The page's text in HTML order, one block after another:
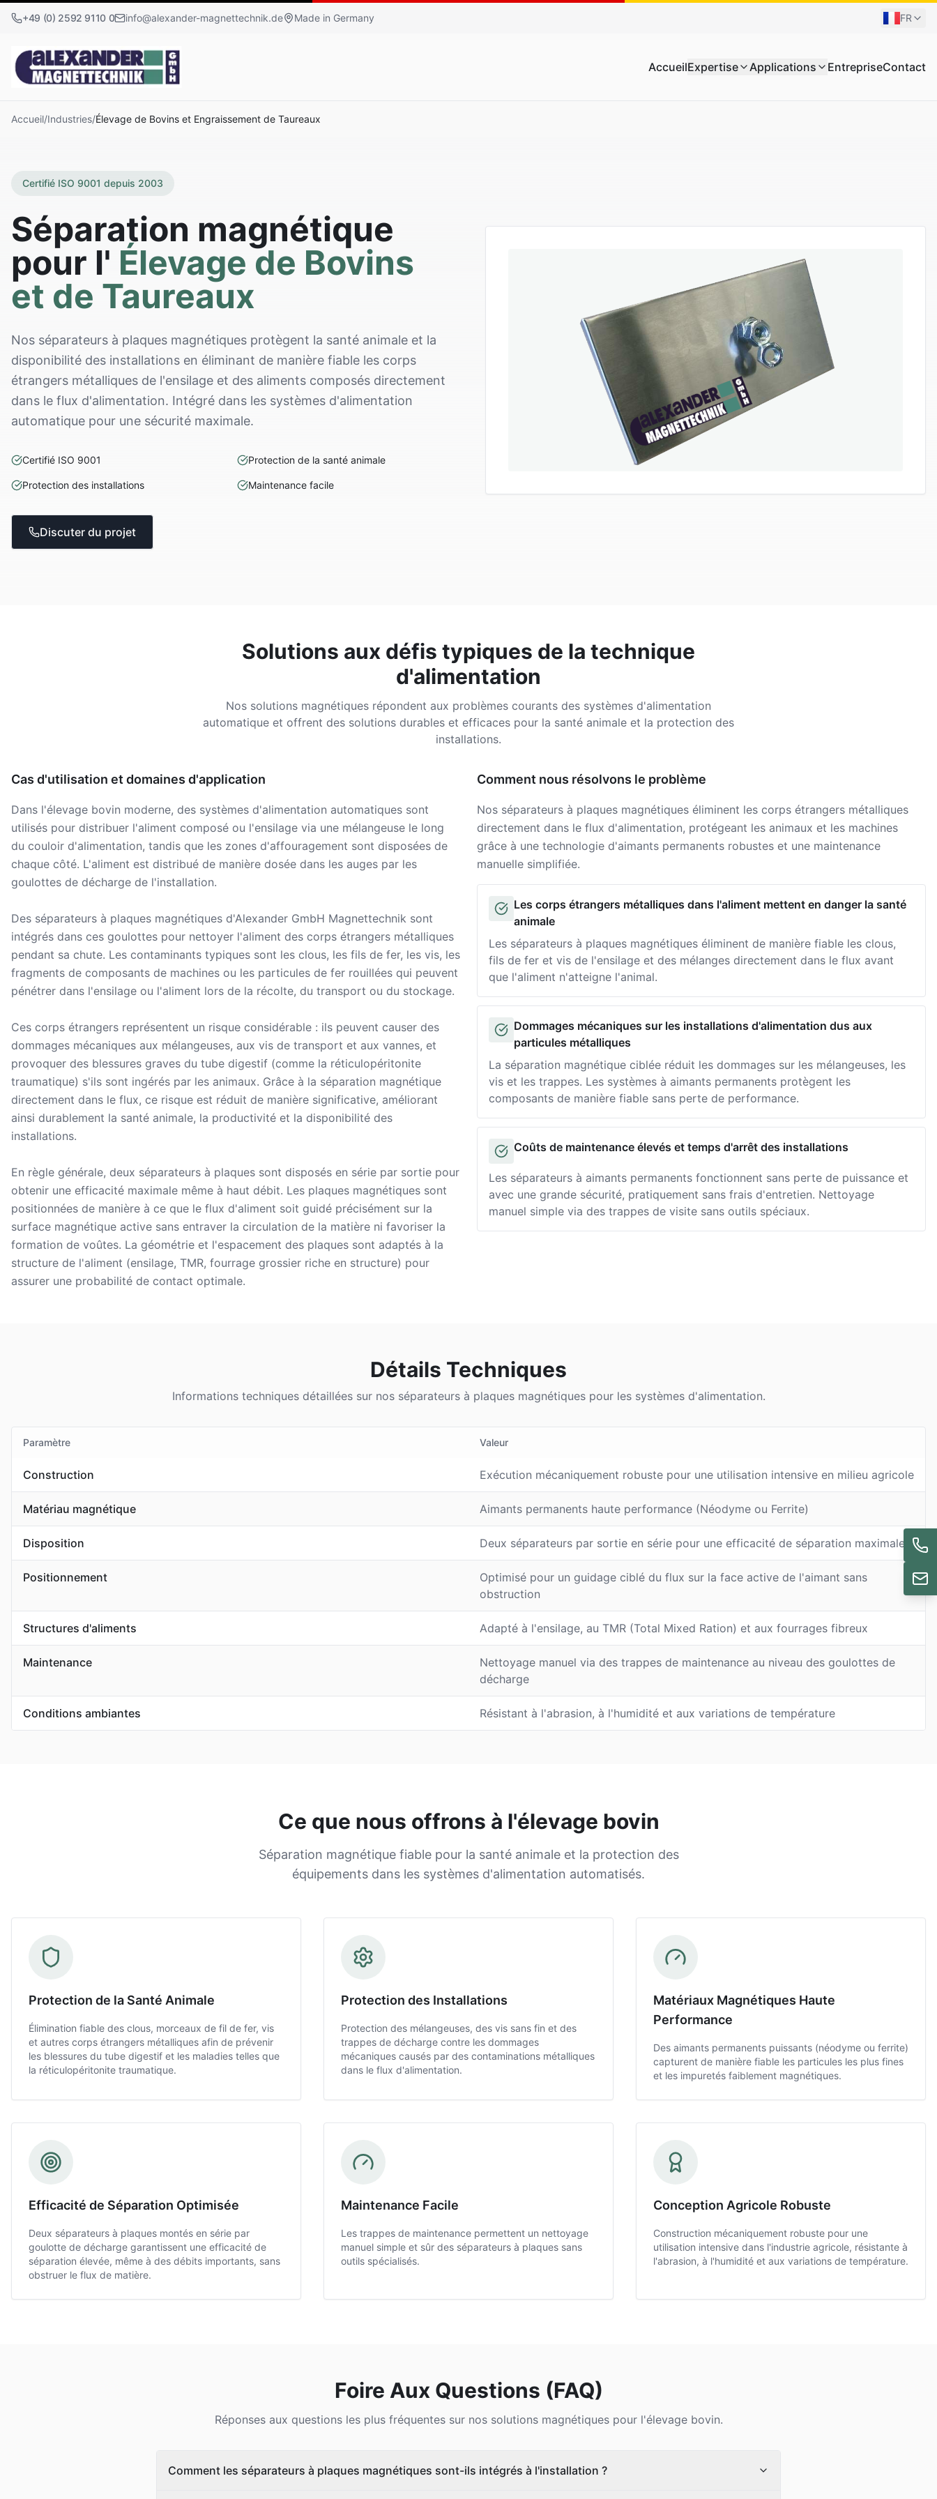
+49 (0) 2592 9110 0 info@alexander-magnettechnik.de Made in Germany FR
AccueilExpertise Applications EntrepriseContact
Accueil/Industries/Élevage de Bovins et Engraissement de Taureaux
Certifié ISO 9001 depuis 2003
Séparation magnétique
pour l' Élevage de Bovins
et de Taureaux
Nos séparateurs à plaques magnétiques protègent la santé animale et la
disponibilité des installations en éliminant de manière fiable les corps
étrangers métalliques de l'ensilage et des aliments composés directement
dans le flux d'alimentation. Intégré dans les systèmes d'alimentation
automatique pour une sécurité maximale.
Certifié ISO 9001 Protection de la santé animale
Protection des installations Maintenance facile
Discuter du projet
Solutions aux défis typiques de la technique
d'alimentation
Nos solutions magnétiques répondent aux problèmes courants des systèmes d'alimentation
automatique et offrent des solutions durables et efficaces pour la santé animale et la protection des
installations.
Cas d'utilisation et domaines d'application
Dans l'élevage bovin moderne, des systèmes d'alimentation automatiques sont
utilisés pour distribuer l'aliment composé ou l'ensilage via une mélangeuse le long
du couloir d'alimentation, tandis que les zones d'affouragement sont disposées de
chaque côté. L'aliment est distribué de manière dosée dans les auges par les
goulottes de décharge de l'installation.
Des séparateurs à plaques magnétiques d'Alexander GmbH Magnettechnik sont
intégrés dans ces goulottes pour nettoyer l'aliment des corps étrangers métalliques
pendant sa chute. Les contaminants typiques sont les clous, les fils de fer, les vis, les
fragments de composants de machines ou les particules de fer rouillées qui peuvent
pénétrer dans l'ensilage ou l'aliment lors de la récolte, du transport ou du stockage.
Ces corps étrangers représentent un risque considérable : ils peuvent causer des
dommages mécaniques aux mélangeuses, aux vis de transport et aux vannes, et
provoquer des blessures graves du tube digestif (comme la réticulopéritonite
traumatique) s'ils sont ingérés par les animaux. Grâce à la séparation magnétique
directement dans le flux, ce risque est réduit de manière significative, améliorant
ainsi durablement la santé animale, la productivité et la disponibilité des
installations.
En règle générale, deux séparateurs à plaques sont disposés en série par sortie pour
obtenir une efficacité maximale même à haut débit. Les plaques magnétiques sont
positionnées de manière à ce que le flux d'aliment soit guidé précisément sur la
surface magnétique active sans entraver la circulation de la matière ni favoriser la
formation de voûtes. La géométrie et l'espacement des plaques sont adaptés à la
structure de l'aliment (ensilage, TMR, fourrage grossier riche en structure) pour
assurer une probabilité de contact optimale.
Comment nous résolvons le problème
Nos séparateurs à plaques magnétiques éliminent les corps étrangers métalliques
directement dans le flux d'alimentation, protégeant les animaux et les machines
grâce à une technologie d'aimants permanents robustes et une maintenance
manuelle simplifiée.
Solution
Les corps étrangers métalliques dans l'aliment mettent en danger la santé
animale
Les séparateurs à plaques magnétiques éliminent de manière fiable les clous,
fils de fer et vis de l'ensilage et des mélanges directement dans le flux avant
que l'aliment n'atteigne l'animal.
Solution
Dommages mécaniques sur les installations d'alimentation dus aux
particules métalliques
La séparation magnétique ciblée réduit les dommages sur les mélangeuses, les
vis et les trappes. Les systèmes à aimants permanents protègent les
composants de manière fiable sans perte de performance.
Solution
Coûts de maintenance élevés et temps d'arrêt des installations
Les séparateurs à aimants permanents fonctionnent sans perte de puissance et
avec une grande sécurité, pratiquement sans frais d'entretien. Nettoyage
manuel simple via des trappes de visite sans outils spéciaux.
Détails Techniques
Informations techniques détaillées sur nos séparateurs à plaques magnétiques pour les systèmes d'alimentation.
Paramètre Valeur
Construction Exécution mécaniquement robuste pour une utilisation intensive en milieu agricole
Matériau magnétique Aimants permanents haute performance (Néodyme ou Ferrite)
Disposition Deux séparateurs par sortie en série pour une efficacité de séparation maximale
Positionnement
Optimisé pour un guidage ciblé du flux sur la face active de l'aimant sans
obstruction
Structures d'aliments Adapté à l'ensilage, au TMR (Total Mixed Ration) et aux fourrages fibreux
Maintenance
Nettoyage manuel via des trappes de maintenance au niveau des goulottes de
décharge
Conditions ambiantes Résistant à l'abrasion, à l'humidité et aux variations de température
Ce que nous offrons à l'élevage bovin
Séparation magnétique fiable pour la santé animale et la protection des
équipements dans les systèmes d'alimentation automatisés.
Protection de la Santé Animale
Élimination fiable des clous, morceaux de fil de fer, vis
et autres corps étrangers métalliques afin de prévenir
les blessures du tube digestif et les maladies telles que
la réticulopéritonite traumatique.
Protection des Installations
Protection des mélangeuses, des vis sans fin et des
trappes de décharge contre les dommages
mécaniques causés par des contaminations métalliques
dans le flux d'alimentation.
Matériaux Magnétiques Haute
Performance
Des aimants permanents puissants (néodyme ou ferrite)
capturent de manière fiable les particules les plus fines
et les impuretés faiblement magnétiques.
Efficacité de Séparation Optimisée
Deux séparateurs à plaques montés en série par
goulotte de décharge garantissent une efficacité de
séparation élevée, même à des débits importants, sans
obstruer le flux de matière.
Maintenance Facile
Les trappes de maintenance permettent un nettoyage
manuel simple et sûr des séparateurs à plaques sans
outils spécialisés.
Conception Agricole Robuste
Construction mécaniquement robuste pour une
utilisation intensive dans l'industrie agricole, résistante à
l'abrasion, à l'humidité et aux variations de température.
Foire Aux Questions (FAQ)
Réponses aux questions les plus fréquentes sur nos solutions magnétiques pour l'élevage bovin.
Comment les séparateurs à plaques magnétiques sont-ils intégrés à l'installation ?